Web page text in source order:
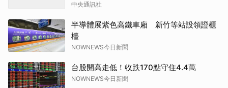
中央通訊社
半導體展紫色高鐵車廂 新竹等站設領證櫃
檯
NOWNEWS今日新聞
台股開高走低！收跌170點守住4.4萬
NOWNEWS今日新聞